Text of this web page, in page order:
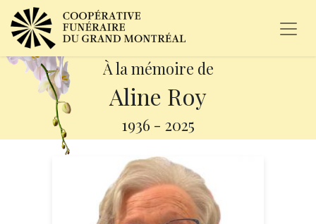
À la mémoire de
Aline Roy
1936 - 2025